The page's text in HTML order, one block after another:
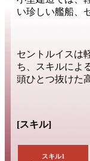
い珍しい艦船、
セントルイスは
ち、スキルによ
頭ひとつ抜けた
[スキル]
スキル1